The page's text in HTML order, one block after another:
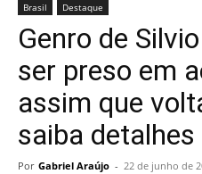
Brasil Destaque
Genro de
ser preso em
assim que
saiba detalhes
Por Gabriel Araújo - 22 de junho de